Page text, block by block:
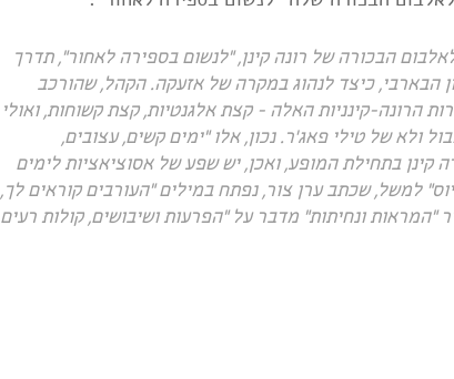
הבכורה של רונה קינן, "לנשום בספירה לאחור", תדרך
הבארבי, כיצד לנהוג במקרה של אזעקה. הקהל, שהורכב
הרונה-קינניות האלה - קצת אלגנטיות, קצת קשוחות, ואולי
ולא של טילי פאג'ר. נכון, אלו "ימים קשים, עצובים,
קינן בתחילת המופע, ואכן, יש שפע של אסוציאציות לימים
למשל, שכתב ערן צור, נפתח במילים "העורבים קוראים לך,
"המראות ונחיתות" מדבר על "הפרעות ושיבושים, קולות רעים